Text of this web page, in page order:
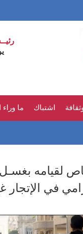
اشتباك ما وراء
في الإتجار